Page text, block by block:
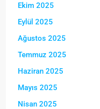
Ekim 2025
Eylül 2025
Ağustos 2025
Temmuz 2025
Haziran 2025
Mayıs 2025
Nisan 2025